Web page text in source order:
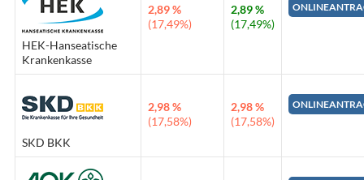
HEK-Hanseatische
Krankenkasse
2,89 %
(17,49%)
2,89 %
(17,49%)
SKD BKK
2,98 %
(17,58%)
2,98 %
(17,58%)